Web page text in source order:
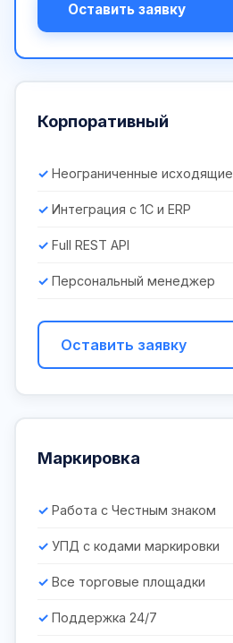
Оставить заявку
Корпоративный
Неограниченные исходящие
Интеграция с 1С и ERP
Full REST API
Персональный менеджер
Оставить заявку
Маркировка
Работа с Честным знаком
УПД с кодами маркировки
Все торговые площадки
Поддержка 24/7